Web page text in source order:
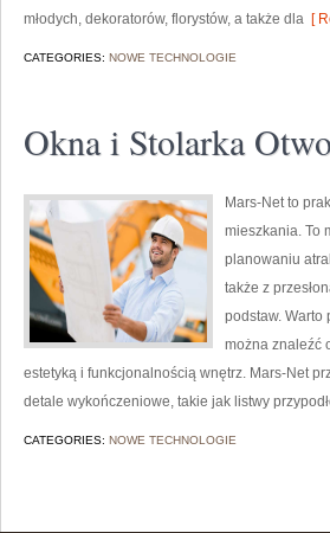
młodych, dekoratorów, florystów, a także dla [
CATEGORIES: NOWE TECHNOLOGIE
Okna i Stolarka
Mars-Net to
mieszkania. To
planowaniu
także z
podstaw. Warto
można znaleźć
estetyką i funkcjonalnością wnętrz. Mars-Net
detale wykończeniowe, takie jak listwy
CATEGORIES: NOWE TECHNOLOGIE